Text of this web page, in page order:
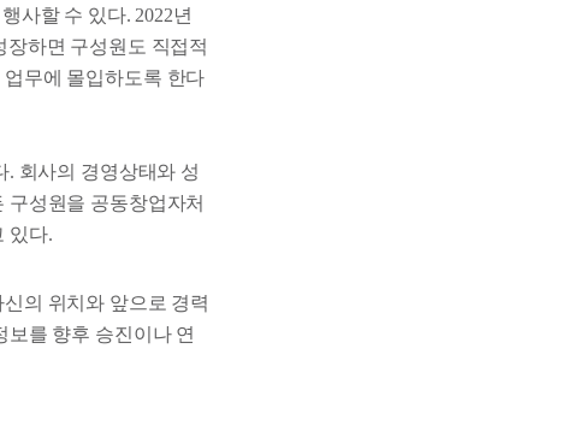
사할 수 있다. 2022년
하면 구성원도 직접적
무에 몰입하도록 한다
회사의 경영상태와 성
구성원을 공동창업자처
있다.
의 위치와 앞으로 경력
를 향후 승진이나 연